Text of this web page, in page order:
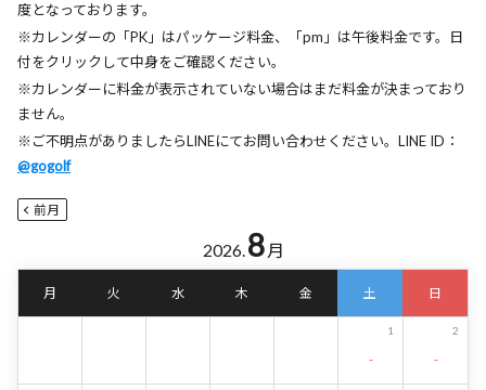
度となっております。
※カレンダーの「PK」はパッケージ料金、「pm」は午後料金です。日
付をクリックして中身をご確認ください。
※カレンダーに料金が表示されていない場合はまだ料金が決まっており
ません。
※ご不明点がありましたらLINEにてお問い合わせください。LINE ID：
@gogolf
前月
2026.8 月
月 火 水 木 金 土 日
1
-
2
-